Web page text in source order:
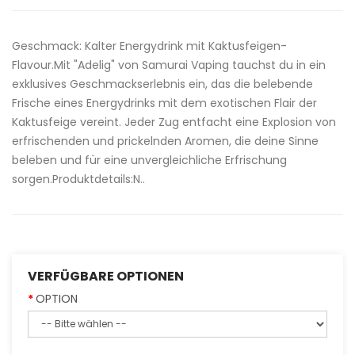
Geschmack: Kalter Energydrink mit Kaktusfeigen-
Flavour.Mit "Adelig" von Samurai Vaping tauchst du in ein
exklusives Geschmackserlebnis ein, das die belebende
Frische eines Energydrinks mit dem exotischen Flair der
Kaktusfeige vereint. Jeder Zug entfacht eine Explosion von
erfrischenden und prickelnden Aromen, die deine Sinne
beleben und für eine unvergleichliche Erfrischung
sorgen.Produktdetails:N..
VERFÜGBARE OPTIONEN
OPTION